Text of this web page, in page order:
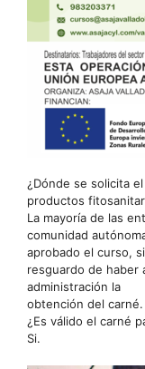
¿Dónde se solicita
productos
La mayoría de las
comunidad
aprobado el curso,
resguardo de haber
administración la
obtención del carné.
¿Es válido el carné
Si.